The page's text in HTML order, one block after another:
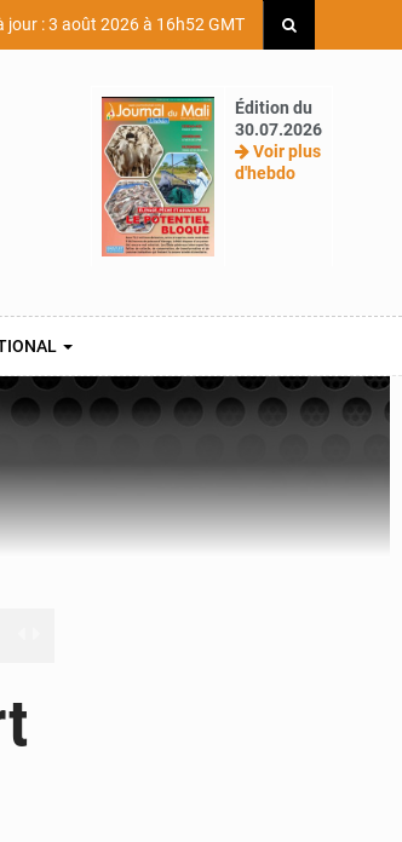
jour : 3 août 2026 à 16h52 GMT
Édition du
30.07.2026
Voir plus
d'hebdo